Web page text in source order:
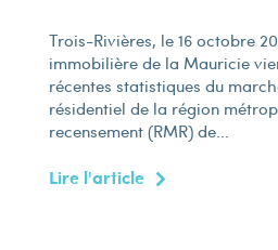
Trois-Rivières, le 16 octobre
immobilière de la Mauricie
récentes statistiques du
résidentiel de la région
recensement (RMR) de...
Lire l'article